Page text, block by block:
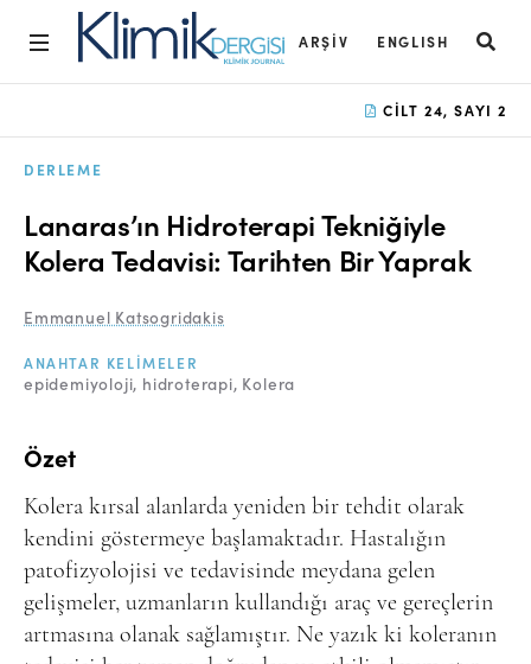
ARŞIV ENGLISH
Açık Erişim İlkesi
Editoryal Süreç
Danışmanlık Süreci
Online Makale Gönderimi
Dizinler
Telif Hakları
CILT 24, SAYI 2
DERLEME
Lanaras’ın Hidroterapi Tekniğiyle
Kolera Tedavisi: Tarihten Bir Yaprak
Emmanuel Katsogridakis
ANAHTAR KELIMELER
epidemiyoloji hidroterapi Kolera
Özet
Kolera kırsal alanlarda yeniden bir tehdit olarak
kendini göstermeye başlamaktadır. Hastalığın
patofizyolojisi ve tedavisinde meydana gelen
gelişmeler, uzmanların kullandığı araç ve gereçlerin
artmasına olanak sağlamıştır. Ne yazık ki koleranın